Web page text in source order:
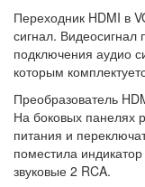
Переходник HDMI в
сигнал. Видеосигнал
подключения аудио
которым
Преобразователь
На боковых панелях
питания и
поместила
звуковые 2 RCA.